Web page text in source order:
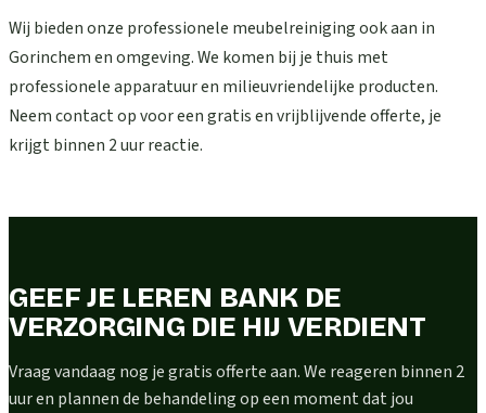
Wij bieden onze professionele meubelreiniging ook aan in
Gorinchem en omgeving. We komen bij je thuis met
professionele apparatuur en milieuvriendelijke producten.
Neem contact op voor een gratis en vrijblijvende offerte, je
krijgt binnen 2 uur reactie.
GEEF JE LEREN BANK DE
VERZORGING DIE HIJ VERDIENT
Vraag vandaag nog je gratis offerte aan. We reageren binnen 2
uur en plannen de behandeling op een moment dat jou